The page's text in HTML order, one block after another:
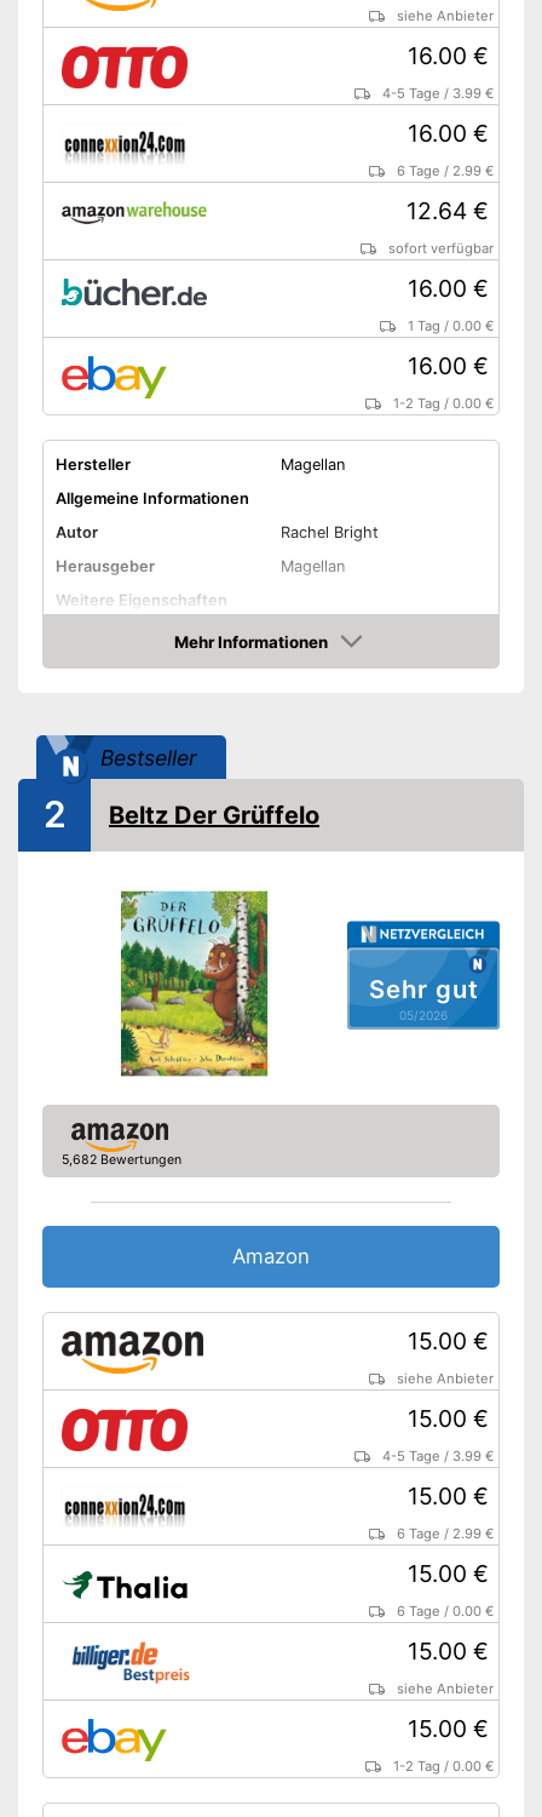
siehe Anbieter
16.00 €
4-5 Tage / 3.99 €
16.00 €
6 Tage / 2.99 €
12.64 €
sofort verfügbar
16.00 €
1 Tag /0.00 €
16.00 €
1-2 Tag /0.00 €
Hersteller
Magellan
Allgemeine Informationen
Autor
Rachel Bright
Herausgeber
Magellan
Weitere Eigenschaften
Gebunden
Anzahl Seiten
32
Bilder
Illustrator
Amazon Lieferzeit
siehe Anbieter
Mehr Informationen
Amazon
Bestseller
Sehr gut
05/2026
2 Beltz Der Grüffelo
5,682 Bewertungen
Amazon
15.00 €
siehe Anbieter
15.00 €
4-5 Tage / 3.99 €
15.00 €
6 Tage / 2.99 €
15.00 €
6 Tage /0.00 €
15.00 €
siehe Anbieter
15.00 €
1-2 Tag /0.00 €